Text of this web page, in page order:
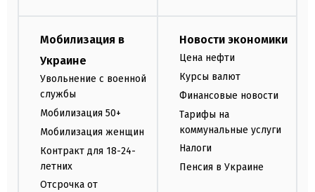
Мобилизация в
Украине
Увольнение с военной
службы
Мобилизация 50+
Мобилизация женщин
Контракт для 18-24-
летних
Отсрочка от
Новости экономики
Цена нефти
Курсы валют
Финансовые новости
Тарифы на
коммунальные услуги
Налоги
Пенсия в Украине